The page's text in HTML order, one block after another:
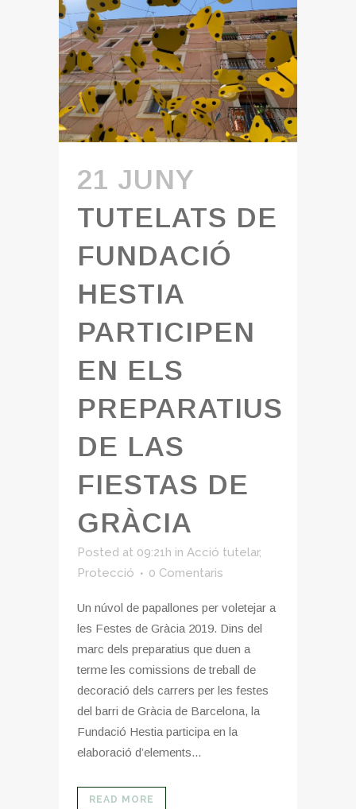
21 JUNY
TUTELATS DE
FUNDACIÓ
HESTIA
PARTICIPEN
EN ELS
PREPARATIUS
DE LAS
FIESTAS DE
GRÀCIA
Posted at 09:21h in Acció tutelar,
Protecció
0 Comentaris
Un núvol de papallones per voletejar a
les Festes de Gràcia 2019. Dins del
marc dels preparatius que duen a
terme les comissions de treball de
decoració dels carrers per les festes
del barri de Gràcia de Barcelona, la
Fundació Hestia participa en la
elaboració d’elements...
READ MORE